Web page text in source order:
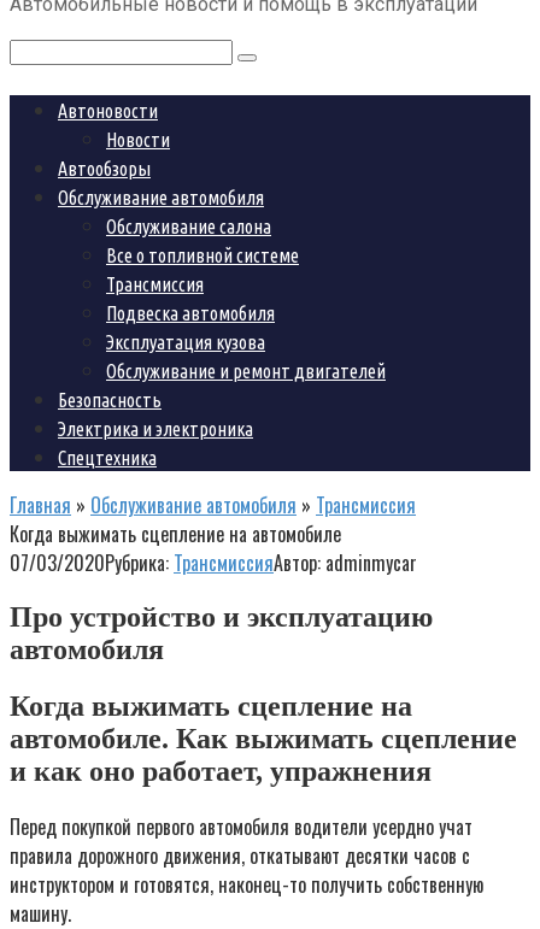
Поиск:
Автоновости
Новости
Автообзоры
Обслуживание автомобиля
Обслуживание салона
Все о топливной системе
Трансмиссия
Подвеска автомобиля
Эксплуатация кузова
Обслуживание и ремонт двигателей
Безопасность
Электрика и электроника
Спецтехника
Главная » Обслуживание автомобиля » Трансмиссия
Когда выжимать сцепление на автомобиле
07/03/2020Рубрика: ТрансмиссияАвтор: adminmycar
Про устройство и эксплуатацию
автомобиля
Когда выжимать сцепление на
автомобиле. Как выжимать сцепление
и как оно работает, упражнения
Перед покупкой первого автомобиля водители усердно учат
правила дорожного движения, откатывают десятки часов с
инструктором и готовятся, наконец-то получить собственную
машину.